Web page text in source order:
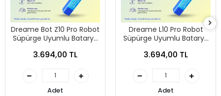
Dreame Bot Z10 Pro Robot
Süpürge Uyumlu Batarya
3.694,00 TL
Adet
Dreame L10 Pro Robot
Süpürge Uyumlu Batarya
3.694,00 TL
Adet